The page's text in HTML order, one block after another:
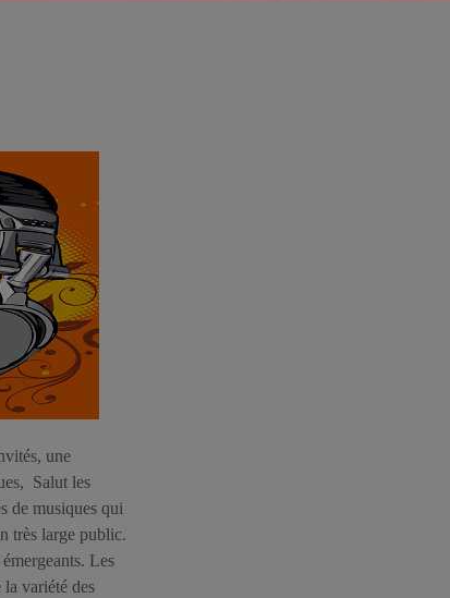
une
Salut les
de musiques qui
très large public.
Les
la variété des